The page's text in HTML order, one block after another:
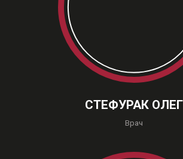
СТЕФУРАК ОЛЕГ
Врач